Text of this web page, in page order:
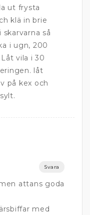
ut frysta
klä in brie
så
i ugn, 200
vila i 30
låt
på kex och
Svara
attans goda
med